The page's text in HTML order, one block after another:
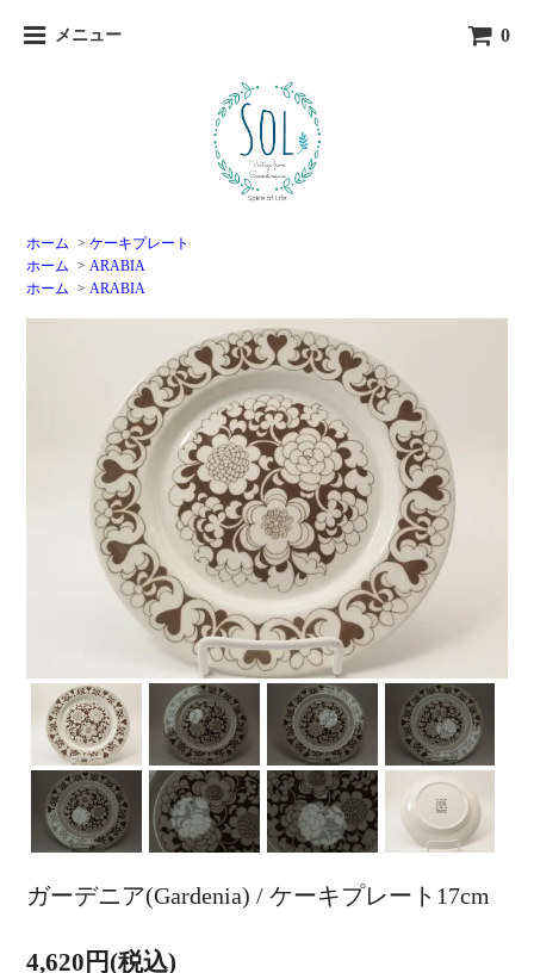
メニュー 0
ホーム >ケーキプレート
ホーム > ARABIA
ホーム > ARABIA
ガーデニア(Gardenia) / ケーキプレート17cm
4,620円(税込)